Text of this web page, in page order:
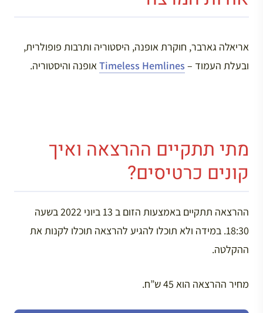
אריאלה גארבר, חוקרת אופנה, היסטוריה ותרבות פופולרית,
ובעלת העמוד – Timeless Hemlinesאופנה והיסטוריה.
מתי תתקיים ההרצאה ואיך
קונים כרטיסים?
ההרצאה תתקיים באמצעות הזום ב 13 ביוני 2022 בשעה
18:30. במידה ולא תוכלו להגיע להרצאה תוכלו לקנות את
ההקלטה.
מחיר ההרצאה הוא 45 ש”ח.